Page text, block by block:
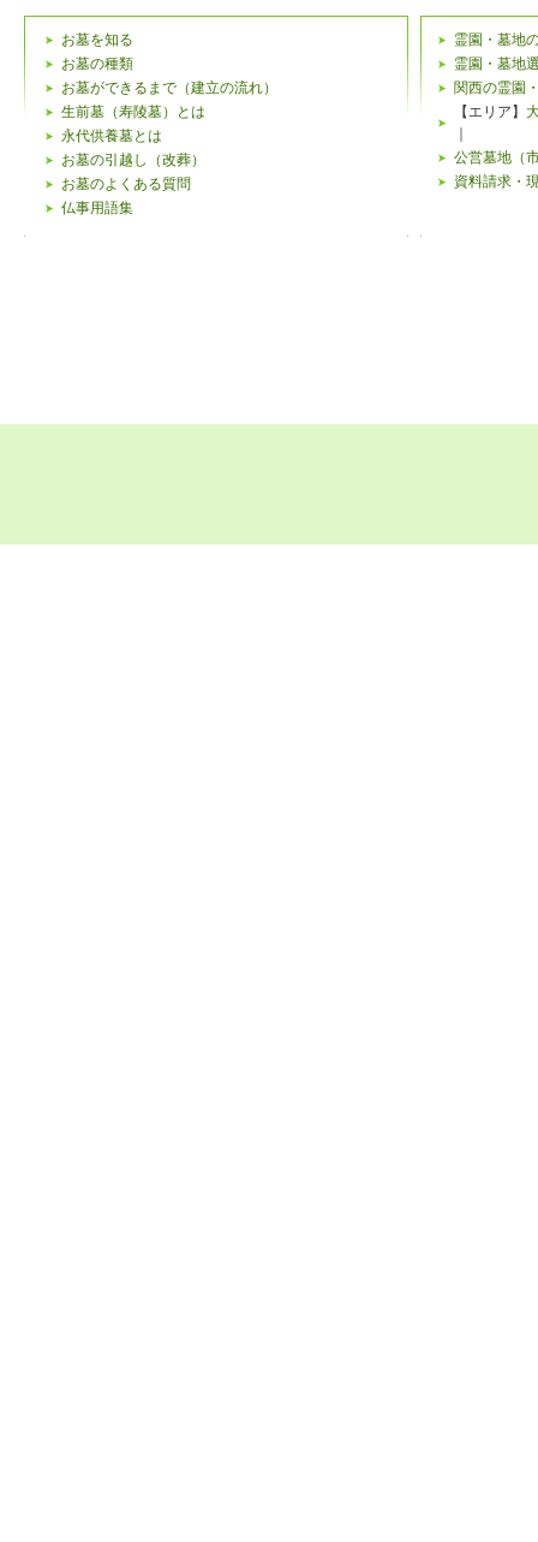
お墓を知る
お墓の種類
お墓ができるまで（建立の流れ）
生前墓（寿陵墓）とは
永代供養墓とは
お墓の引越し（改葬）
お墓のよくある質問
仏事用語集
霊園・墓地
霊園・墓地
関西の霊園
【エリア】
公営墓地（
資料請求・